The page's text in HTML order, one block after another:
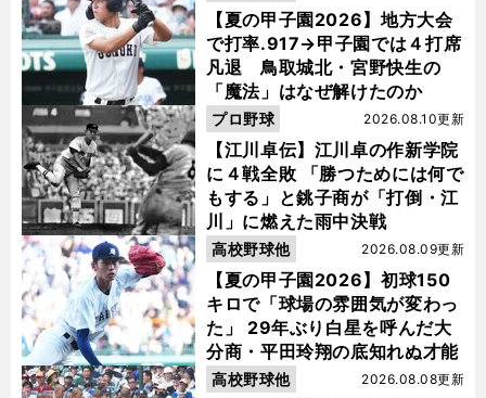
【夏の甲子園2026】地方大会
で打率.917→甲子園では４打席
凡退 鳥取城北・宮野快生の
「魔法」はなぜ解けたのか
【江川卓伝】江川卓の作新学院
に４戦全敗 「勝つためには何で
もする」と銚子商が「打倒・江
川」に燃えた雨中決戦
2026.08.10更新
プロ野球
【夏の甲子園2026】初球150
キロで「球場の雰囲気が変わっ
た」 29年ぶり白星を呼んだ大
分商・平田玲翔の底知れぬ才能
2026.08.09更新
高校野球他
2026.08.08更新
高校野球他